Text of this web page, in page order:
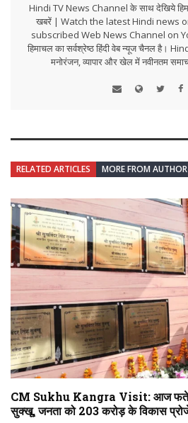
Hindi TV News Channel के साथ देखिये
खबरें | Watch the latest Hindi news
subscribed Web News Channel on
हिमाचल का सर्वश्रेष्ठ हिंदी वेब न्यूज चैनल है।
मनोरंजन, व्यापार और खेल में नवीनतम
RELATED ARTICLES MORE FROM AUTHOR
CM Sukhu Kangra Visit: आज
सुक्खू, जनता को 203 करोड़ के विकास